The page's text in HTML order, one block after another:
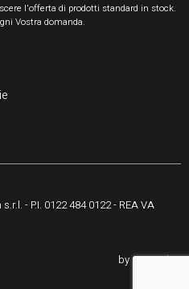
l'offerta di prodotti standard in stock.
Vostra domanda.
- P.I. 0122 484 0122 - REA VA
byComLab